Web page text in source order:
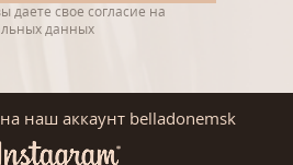
даете свое согласие на
данных
наш аккаунт belladonemsk